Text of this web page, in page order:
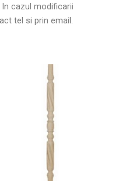
cazul modificarii
tel si prin email.